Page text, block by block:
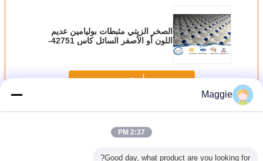
الصخر الزيتي مثبطات بوليامين عديم
اللون أو الأصفر السائل كاس 42751-
استمر
أكثربوليمر بوليمر
Maggie
2:37 PM
Good day, what product are you looking for?